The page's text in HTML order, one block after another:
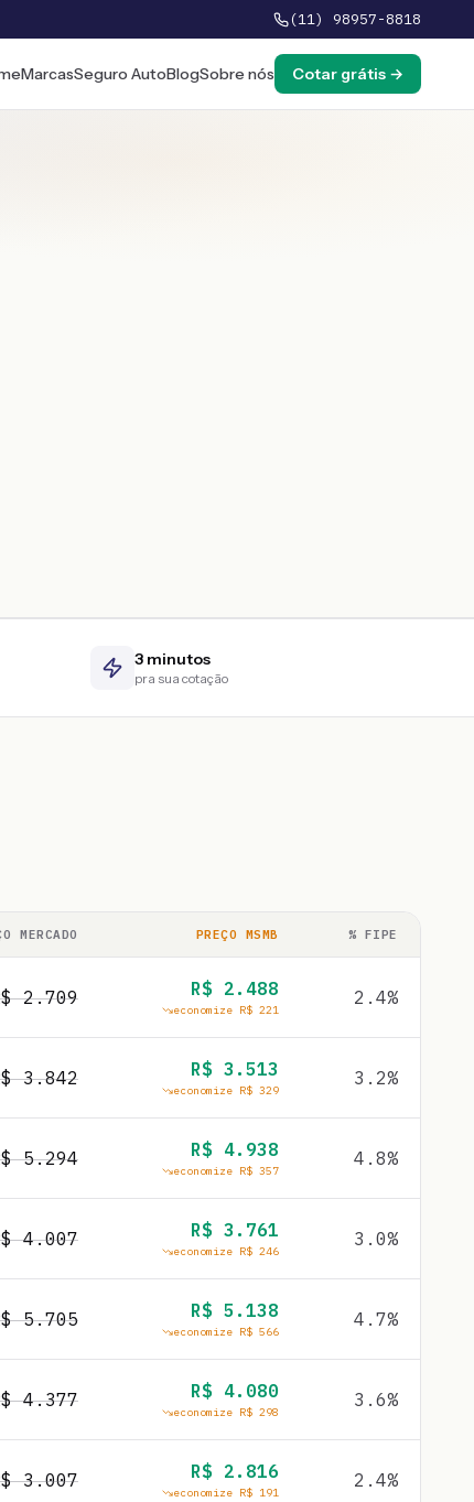
(11) 98957-8818
MarcasSeguro AutoBlogSobre nós Cotar grátis →
3 minutos
pra sua cotação
MERCADO PREÇO MSMB % FIPE
2.709 R$ 2.488
economize R$ 221
2.4%
3.842 R$ 3.513
economize R$ 329
3.2%
5.294 R$ 4.938
economize R$ 357
4.8%
4.007 R$ 3.761
economize R$ 246
3.0%
5.705 R$ 5.138
economize R$ 566
4.7%
4.377 R$ 4.080
economize R$ 298
3.6%
3.007 R$ 2.816
economize R$ 191
2.4%